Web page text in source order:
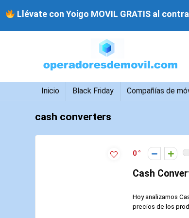
Inicio Black Friday Compañías de
cash converters
0
Cash
Hoy analizamos
precios de los
Llévate con Yoigo MOVIL GRATIS al